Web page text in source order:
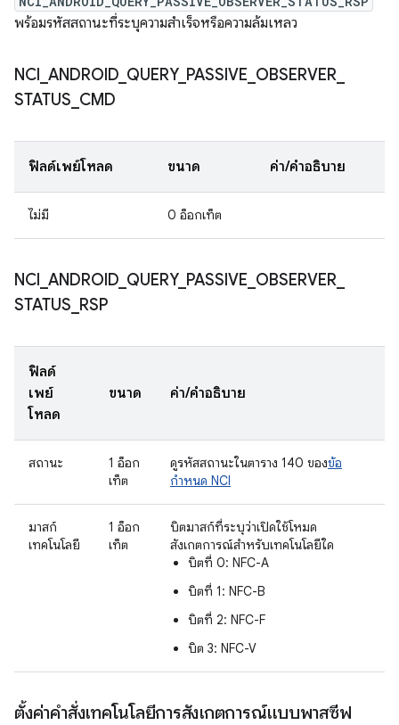
พร้อมรหัสสถานะที่ระบุความสำเร็จหรือความล้มเหลว
NCI ANDROID QUERY_ PASSIVE OBSERVER
STATUS CMD
ฟิลด์เพย์โหลด ขนาด ค่า/คำอธิบาย
ไม่มี 0 อ็อกเท็ต
NCI ANDROID QUERY_ PASSIVE OBSERVER
STATUS RSP
ฟิลด์
เพย์
โหลด
ขนาด ค่า/คำอธิบาย
สถานะ
1 อ็อก
เท็ต
ดูรหัสสถานะในตาราง 140 ของข้อ
กำหนด NCI
มาสก์
เทคโนโลยี
1 อ็อก
เท็ต
บิตมาสก์ที่ระบุว่าเปิดใช้โหมด
สังเกตการณ์สำหรับเทคโนโลยีใด
บิตที่ 0: NFC-A
บิตที่ 1: NFC-B
บิตที่ 2: NFC-F
บิต 3: NFC-V
ตั้งค่าคำสั่งเทคโนโลยีการสังเกตการณ์แบบพาสซีฟ